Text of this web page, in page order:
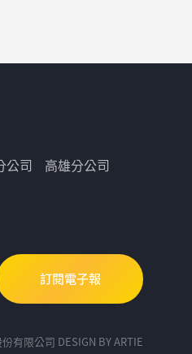
公司
高雄分公司
有限公司 DESIGN BYARTIE